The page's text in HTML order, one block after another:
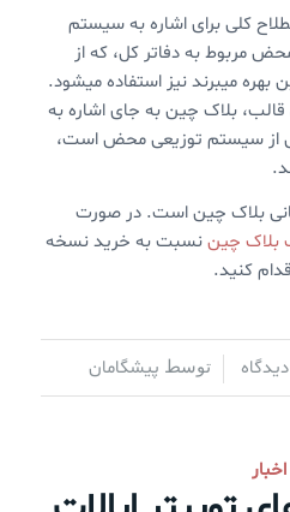
کلی برای اشاره به سیستم
مربوط به دفاتر کل، که از
میبرند نیز استفاده میشود.
بلاک چین به جای اشاره به
از سیستم توزیعی محض است،
بلاک چین است. در صورت
بلاک چیننسبت به خرید نسخه
کنید.
توسط پیشگامان
اخبار